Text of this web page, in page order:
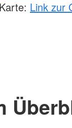
Karte: Link zur